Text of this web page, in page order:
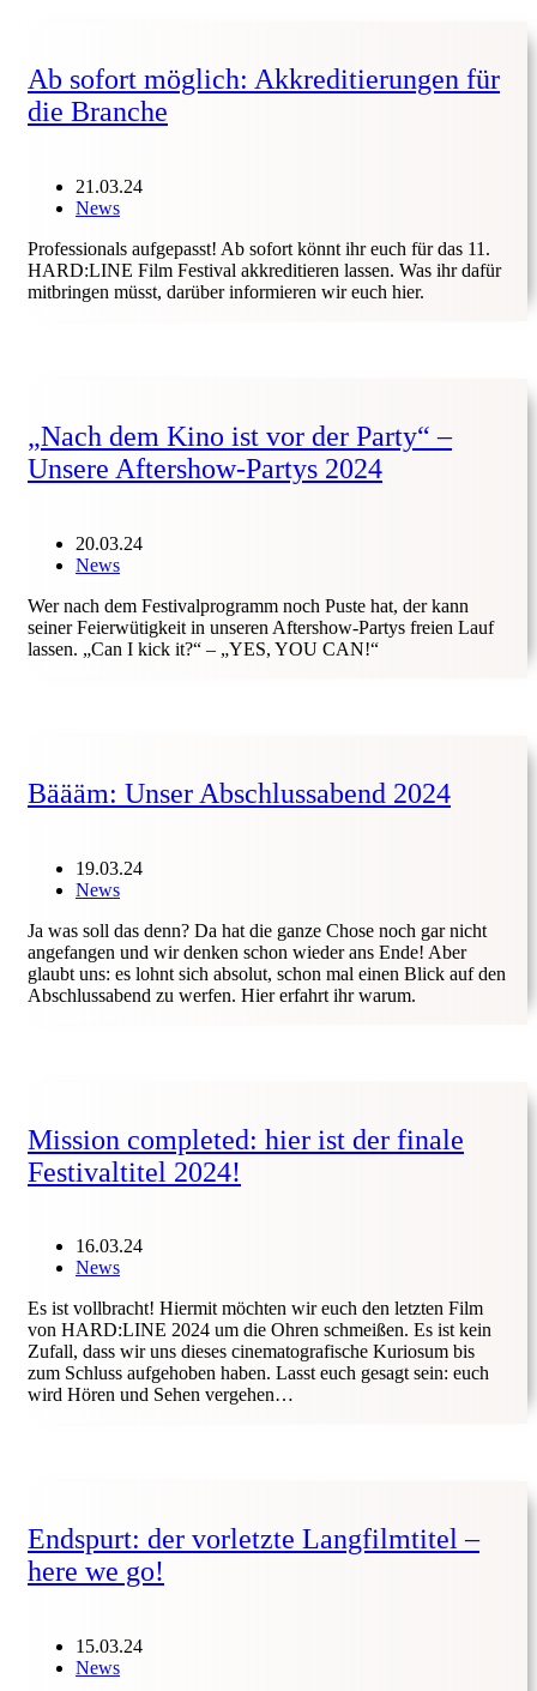
Ab sofort möglich: Akkreditierungen für
die Branche
21.03.24
News
Professionals aufgepasst! Ab sofort könnt ihr euch für das 11.
HARD:LINE Film Festival akkreditieren lassen. Was ihr dafür
mitbringen müsst, darüber informieren wir euch hier.
„Nach dem Kino ist vor der Party“ –
Unsere Aftershow-Partys 2024
20.03.24
News
Wer nach dem Festivalprogramm noch Puste hat, der kann
seiner Feierwütigkeit in unseren Aftershow-Partys freien Lauf
lassen. „Can I kick it?“ – „YES, YOU CAN!“
Bäääm: Unser Abschlussabend 2024
19.03.24
News
Ja was soll das denn? Da hat die ganze Chose noch gar nicht
angefangen und wir denken schon wieder ans Ende! Aber
glaubt uns: es lohnt sich absolut, schon mal einen Blick auf den
Abschlussabend zu werfen. Hier erfahrt ihr warum.
Mission completed: hier ist der finale
Festivaltitel 2024!
16.03.24
News
Es ist vollbracht! Hiermit möchten wir euch den letzten Film
von HARD:LINE 2024 um die Ohren schmeißen. Es ist kein
Zufall, dass wir uns dieses cinematografische Kuriosum bis
zum Schluss aufgehoben haben. Lasst euch gesagt sein: euch
wird Hören und Sehen vergehen…
Endspurt: der vorletzte Langfilmtitel –
here we go!
15.03.24
News